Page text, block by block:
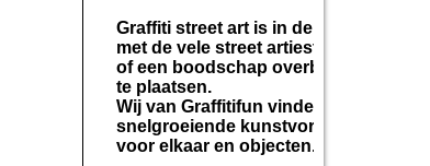
Graffiti street art is in de loop van de
met de vele street artiesten en de
of een boodschap overbrengen.
te plaatsen.
Wij van Graffitifun vinden dat dit mag
snelgroeiende kunstvorm is namelijk
voor elkaar en objecten.